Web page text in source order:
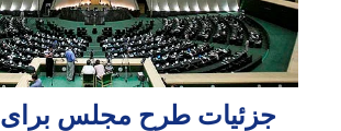
جزئیات طرح مجلس برای